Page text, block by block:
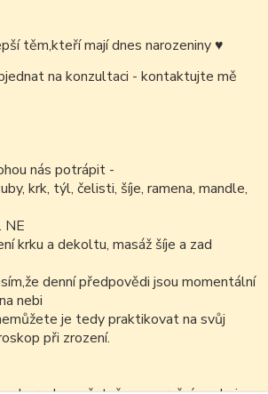
těm,kteří mají dnes narozeniny♥
na konzultaci - kontaktujte mě
nás potrápit -
krk, týl, čelisti, šíje, ramena, mandle,
NE
krku a dekoltu, masáž šíje a zad
denní předpovědi jsou momentální
nebi
je tedy praktikovat na svůj
při zrození.